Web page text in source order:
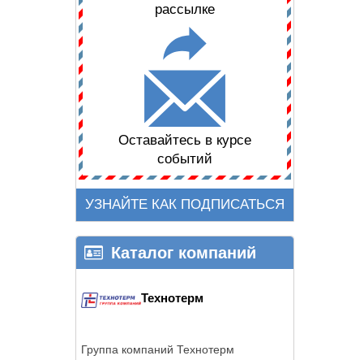
рассылке
Оставайтесь в курсе
событий
УЗНАЙТЕ КАК ПОДПИСАТЬСЯ
Каталог компаний
Технотерм
Группа компаний Технотерм